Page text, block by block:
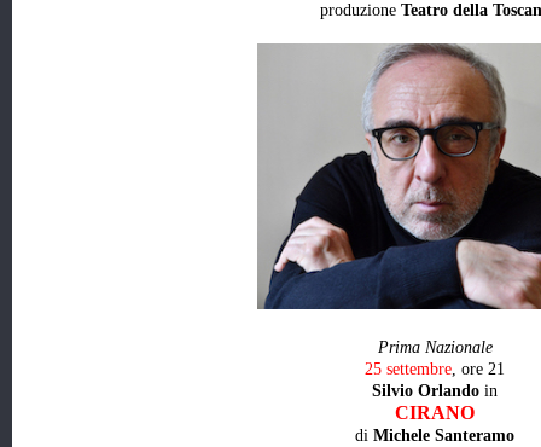
produzione Teatro della
Prima Nazionale
25 settembre, ore 21
Silvio Orlando in
CIRANO
di Michele Santeramo